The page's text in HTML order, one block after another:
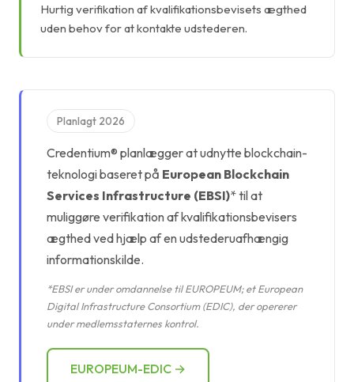
Hurtig verifikation af kvalifikationsbevisets ægthed
uden behov for at kontakte udstederen.
Planlagt 2026
Credentium® planlægger at udnytte blockchain-
teknologi baseret på European Blockchain
Services Infrastructure (EBSI)* til at
muliggøre verifikation af kvalifikationsbevisers
ægthed ved hjælp af en udstederuafhængig
informationskilde.
*EBSI er under omdannelse til EUROPEUM; et European
Digital Infrastructure Consortium (EDIC), der opererer
under medlemsstaternes kontrol.
EUROPEUM-EDIC →